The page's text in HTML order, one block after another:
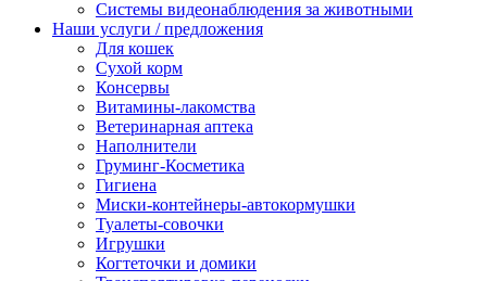
Cистемы видеонаблюдения за животными
Наши услуги / предложения
Для кошек
Сухой корм
Консервы
Витамины-лакомства
Ветеринарная аптека
Наполнители
Груминг-Косметика
Гигиена
Миски-контейнеры-автокормушки
Туалеты-совочки
Игрушки
Когтеточки и домики